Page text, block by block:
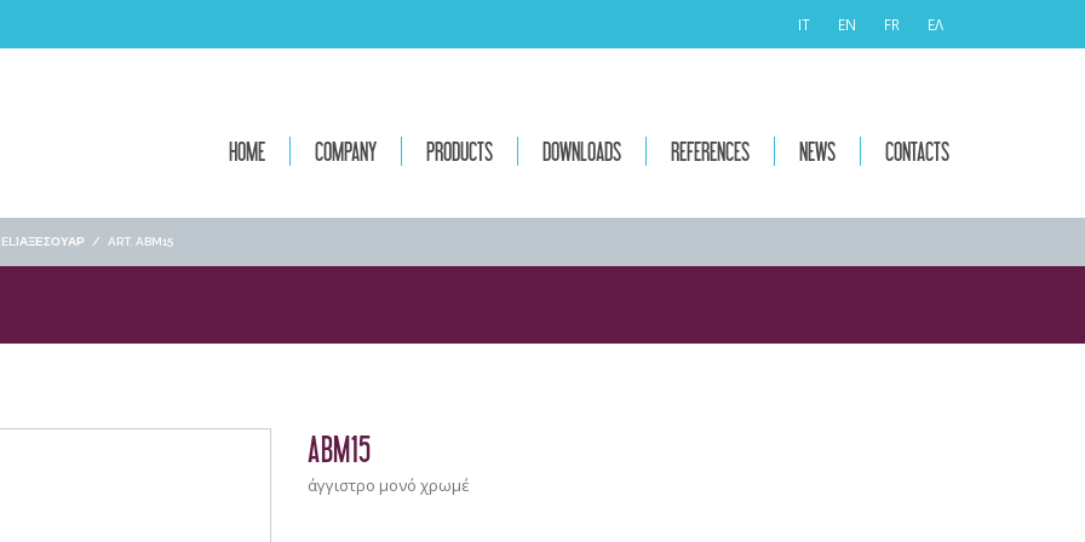
IT EN FR ΕΛ
HOME COMPANY PRODUCTS DOWNLOADS REFERENCES NEWS CONTACTS
/ ART. ABM15
ABM15
άγγιστρο μονό χρωμέ